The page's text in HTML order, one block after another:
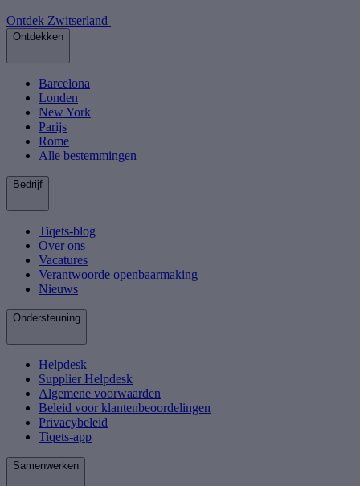
Ontdek Zwitserland
Ontdekken
Barcelona
Londen
New York
Parijs
Rome
Alle bestemmingen
Bedrijf
Tiqets-blog
Over ons
Vacatures
Verantwoorde openbaarmaking
Nieuws
Ondersteuning
Helpdesk
Supplier Helpdesk
Algemene voorwaarden
Beleid voor klantenbeoordelingen
Privacybeleid
Tiqets-app
Samenwerken